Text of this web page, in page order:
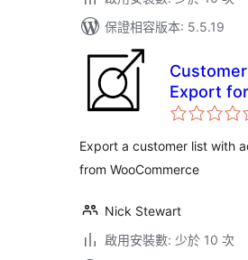
保證相容版本: 5.5.19
Export for
Export a customer list with
from WooCommerce
Nick Stewart
啟用安裝數: 少於 10 次